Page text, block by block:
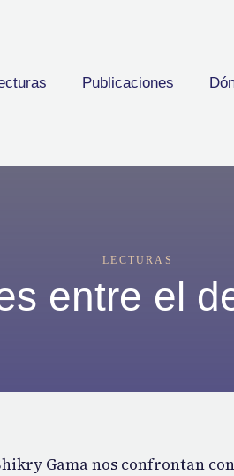
Publicaciones
LECTURAS
entre el
Gama nos confrontan